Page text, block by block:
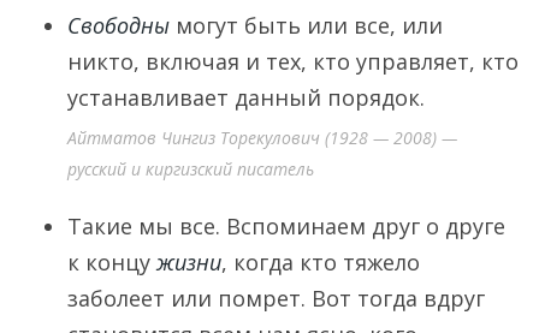
Свободны могут быть или все, или
никто, включая и тех, кто управляет, кто
устанавливает данный порядок.
Айтматов Чингиз Торекулович (1928 — 2008) —
русский и киргизский писатель
Такие мы все. Вспоминаем друг о друге
к концужизни, когда кто тяжело
заболеет или помрет. Вот тогда вдруг